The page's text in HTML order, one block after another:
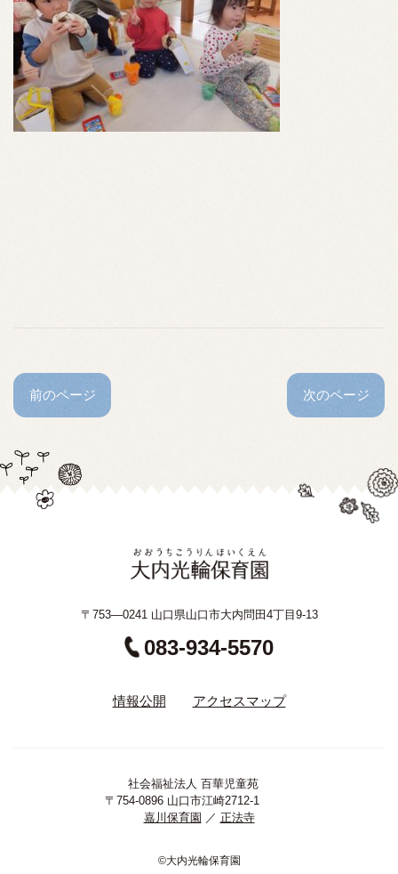
前のページ 次のページ
〒753—0241 山口県山口市大内問田4丁目9-13
083-934-5570
情報公開 アクセスマップ
社会福祉法人 百華児童苑
〒754-0896 山口市江崎2712-1
嘉川保育園 ／ 正法寺
©大内光輪保育園